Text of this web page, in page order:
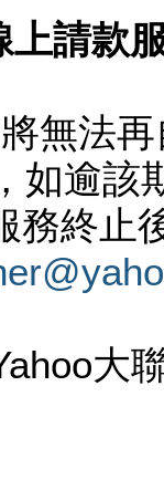
上請款
無法
如逾該
務終止
大